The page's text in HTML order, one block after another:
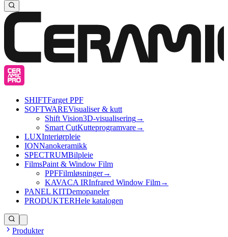
SHIFTFarget PPF
SOFTWAREVisualiser & kutt
Shift Vision3D-visualisering→
Smart CutKutteprogramvare→
LUXInteriørpleie
IONNanokeramikk
SPECTRUMBilpleie
FilmsPaint & Window Film
PPFFilmløsninger→
KAVACA IRInfrared Window Film→
PANEL KITDemopaneler
PRODUKTERHele katalogen
Produkter